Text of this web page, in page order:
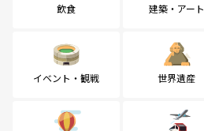
飲食 建築・アート
イベント・観戦 世界遺産